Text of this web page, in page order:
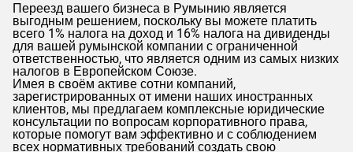
Переезд вашего бизнеса в Румынию является
выгодным решением, поскольку вы можете платить
всего 1% налога на доход и 16% налога на дивиденды
для вашей румынской компании с ограниченной
ответственностью, что является одним из самых низких
налогов в Европейском Союзе.
Имея в своём активе сотни компаний,
зарегистрированных от имени наших иностранных
клиентов, мы предлагаем комплексные юридические
консультации по вопросам корпоративного права,
которые помогут вам эффективно и с соблюдением
всех нормативных требований создать свою